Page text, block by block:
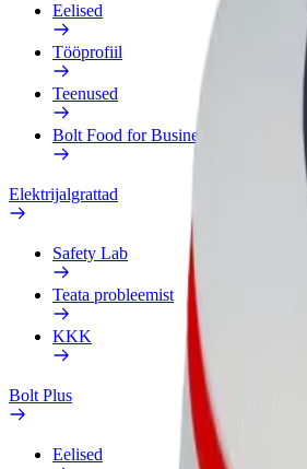
Eelised
Tööprofiil
Teenused
Bolt Food for Business
Elektrijalgrattad
Safety Lab
Teata probleemist
KKK
Bolt Plus
Eelised